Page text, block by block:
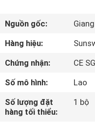
CÁC
SẢN
PHẨM
VIDEO
Nguồn gốc:
Hàng hiệu:
Chứng nhận:
CE
Số mô hình:
Lao
Số lượng đặt
hàng tối thiểu:
1 bộ